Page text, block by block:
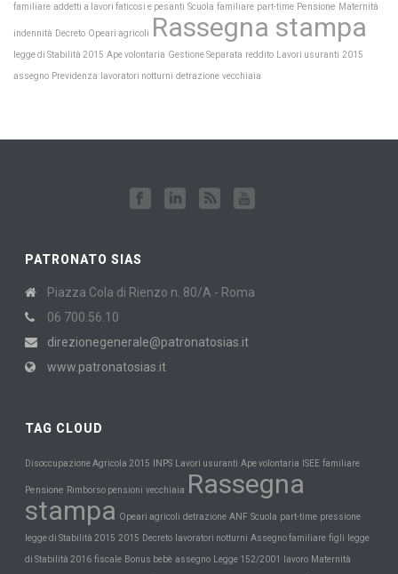
familiare addetti a lavori faticosi e pesanti Scuola familiare part-time Pensione Maternità
indennità Decreto Opeari agricoli Rassegna stampa
legge di Stabilità 2015 Ape volontaria Gestione Separata reddito Lavori usuranti 2015
assegno Previdenza lavoratori notturni detrazione vecchiaia
PATRONATO SIAS
Piazza Cola di Rienzo n. 80/A - Roma
06 700.56.10
direzionegenerale@patronatosias.it
www.patronatosias.it
TAG CLOUD
Disoccupazione Agricola 2015 INPS Lavori usuranti Ape volontaria ISEE familiare
Pensione Rimborso pensioni vecchiaia Rassegna
stampa Opeari agricoli detrazione ANF Scuola part-time pressione
legge di Stabilità 2015 2015 Decreto lavoratori notturni Assegno familiare figli legge
di Stabilità 2016 fiscale Bonus bebè assegno Legge 152/2001 lavoro Maternità